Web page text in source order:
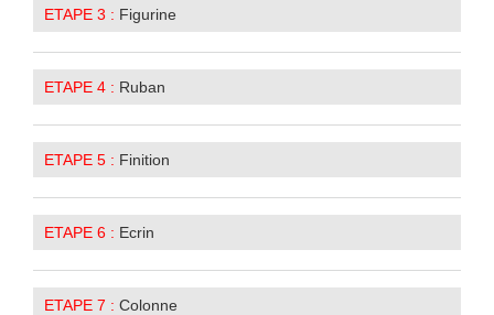
ETAPE 3 : Figurine
ETAPE 4 : Ruban
ETAPE 5 : Finition
ETAPE 6 : Ecrin
ETAPE 7 : Colonne